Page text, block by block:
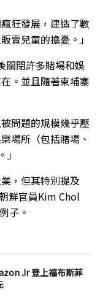
狂發展，建造了數
賣兒童的擔憂。」
關閉許多賭場和娛
。並且隨著柬埔寨
問題的規模幾乎壓
場所（包括賭場、
，但其特別提及
鮮官員Kim Chol
子。
Jr 登上福布斯菲